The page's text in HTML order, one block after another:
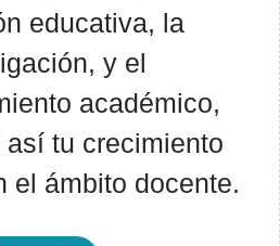
educativa, la
y el
académico,
tu crecimiento
el ámbito docente.